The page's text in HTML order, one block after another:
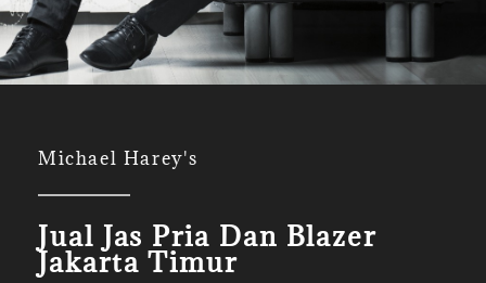
Michael Harey's
Jual Jas Pria Dan Blazer
Jakarta Timur